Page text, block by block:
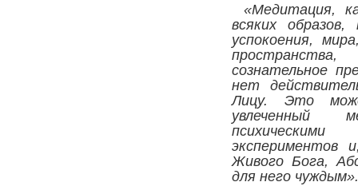
«Медитация,
всяких
успокоения,
сознательное
нет
Лицу. Это
увлеченный
экспериментов
Живого Бога,
для него чуждым».